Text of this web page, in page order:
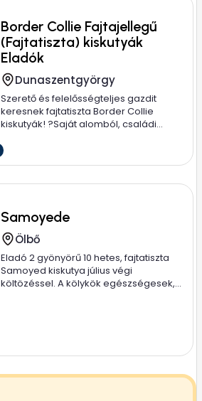
Border Collie Fajtajellegű
(Fajtatiszta) kiskutyák
Eladók
Dunaszentgyörgy
Szerető és felelősségteljes gazdit
keresnek fajtatiszta Border Collie
kiskutyák! ? ​Saját alomból, családi...
Samoyede
Ölbő
Eladó 2 gyönyörű 10 hetes, fajtatiszta
Samoyed kiskutya július végi
költözéssel. A kölykök egészségesek,...